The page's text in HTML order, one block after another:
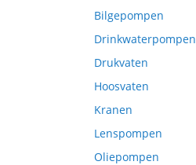
Bilgepompen
Drinkwaterpompen
Drukvaten
Hoosvaten
Kranen
Lenspompen
Oliepompen